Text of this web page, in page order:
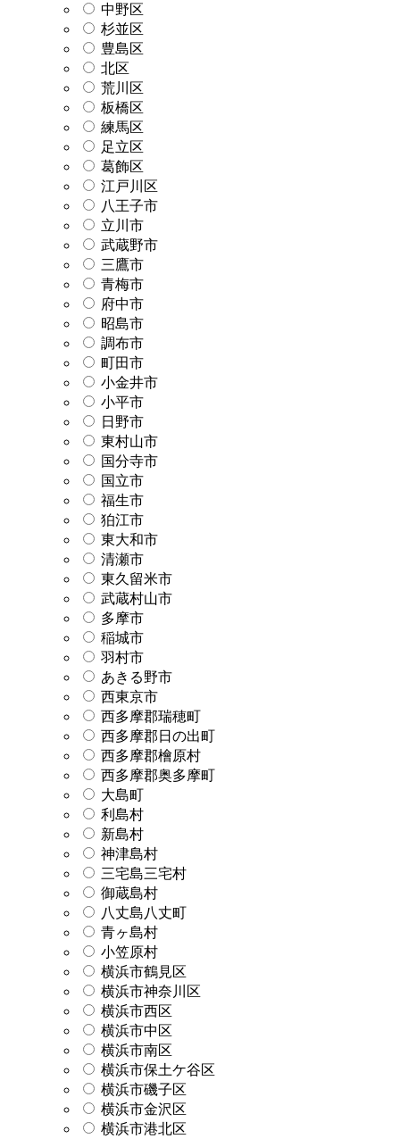
中野区
杉並区
豊島区
北区
荒川区
板橋区
練馬区
足立区
葛飾区
江戸川区
八王子市
立川市
武蔵野市
三鷹市
青梅市
府中市
昭島市
調布市
町田市
小金井市
小平市
日野市
東村山市
国分寺市
国立市
福生市
狛江市
東大和市
清瀬市
東久留米市
武蔵村山市
多摩市
稲城市
羽村市
あきる野市
西東京市
西多摩郡瑞穂町
西多摩郡日の出町
西多摩郡檜原村
西多摩郡奥多摩町
大島町
利島村
新島村
神津島村
三宅島三宅村
御蔵島村
八丈島八丈町
青ヶ島村
小笠原村
横浜市鶴見区
横浜市神奈川区
横浜市西区
横浜市中区
横浜市南区
横浜市保土ケ谷区
横浜市磯子区
横浜市金沢区
横浜市港北区